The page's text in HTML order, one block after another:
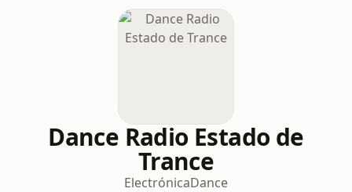
Dance Radio Estado de
Trance
ElectrónicaDance